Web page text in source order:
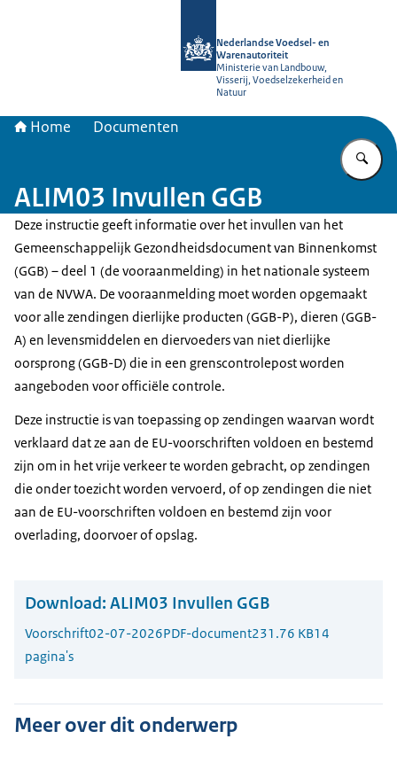
Nederlandse Voedsel- en
Warenautoriteit
Ministerie van Landbouw,
Visserij, Voedselzekerheid en
Natuur
Home Documenten
ALIM03 Invullen GGB
Deze instructie geeft informatie over het invullen van het
Gemeenschappelijk Gezondheidsdocument van Binnenkomst
(GGB) – deel 1 (de vooraanmelding) in het nationale systeem
van de NVWA. De vooraanmelding moet worden opgemaakt
voor alle zendingen dierlijke producten (GGB-P), dieren (GGB-
A) en levensmiddelen en diervoeders van niet dierlijke
oorsprong (GGB-D) die in een grenscontrolepost worden
aangeboden voor officiële controle.
Deze instructie is van toepassing op zendingen waarvan wordt
verklaard dat ze aan de EU-voorschriften voldoen en bestemd
zijn om in het vrije verkeer te worden gebracht, op zendingen
die onder toezicht worden vervoerd, of op zendingen die niet
aan de EU-voorschriften voldoen en bestemd zijn voor
overlading, doorvoer of opslag.
Download: ALIM03 Invullen GGB
Voorschrift02-07-2026PDF-document231.76 KB14
pagina's
Meer over dit onderwerp